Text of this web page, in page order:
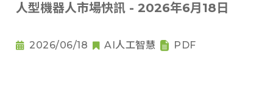
人型機器人市場快訊 - 2026年6月18日
2026/06/18 AI人工智慧 PDF